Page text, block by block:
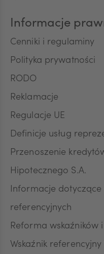
wycofanie zgody
prawem
podstawie zgody
Informacje
Cenniki i regulaminy
Polityka prywatności
RODO
Reklamacje
Regulacje UE
Definicje usług
Przenoszenie
Hipotecznego S.A.
Informacje dotyczące
referencyjnych
Reforma wskaźników i
Wskaźnik referencyjny